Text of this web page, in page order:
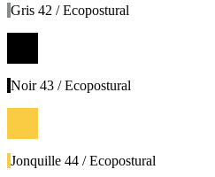
Gris 42 / Ecopostural
Noir 43 / Ecopostural
Jonquille 44 / Ecopostural